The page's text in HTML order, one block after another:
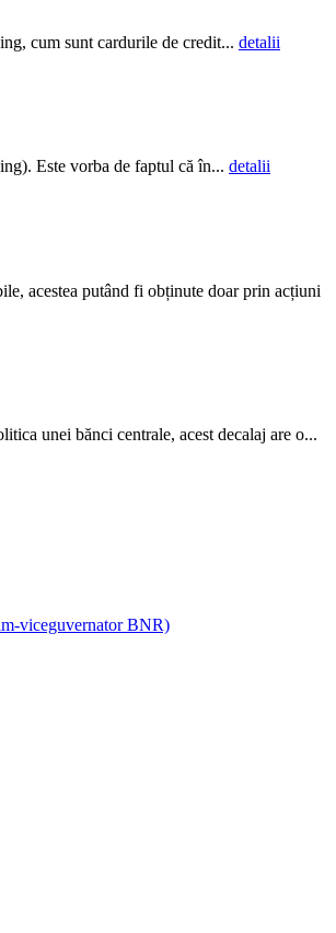
cum sunt cardurile de credit... detalii
Este vorba de faptul că în... detalii
acestea putând fi obținute doar prin acțiuni
unei bănci centrale, acest decalaj are o...
viceguvernator BNR)